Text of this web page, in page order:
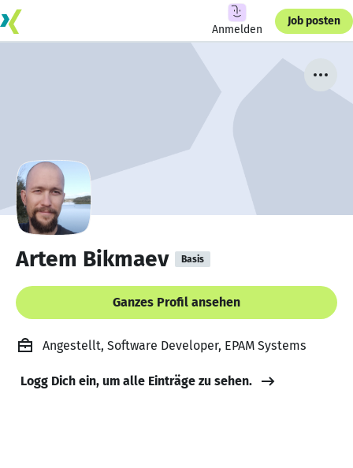
Anmelden
Job posten
Artem Bikmaev Basis
Ganzes Profil ansehen
Angestellt, Software Developer, EPAM Systems
Logg Dich ein, um alle Einträge zu sehen.